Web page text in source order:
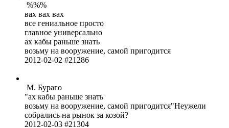
%%%
вах вах вах
все гени­альное просто
главное унив­ерса­льно
ах кабы раньше знать
возьму на воор­ужен­ие, самой приг­одится
2012-02-02 #21286
М. Бураго
ах кабы раньше знать
возьму на воор­ужен­ие, самой приг­одится Неужели
собр­ались на рынок за козой?
2012-02-03 #21304